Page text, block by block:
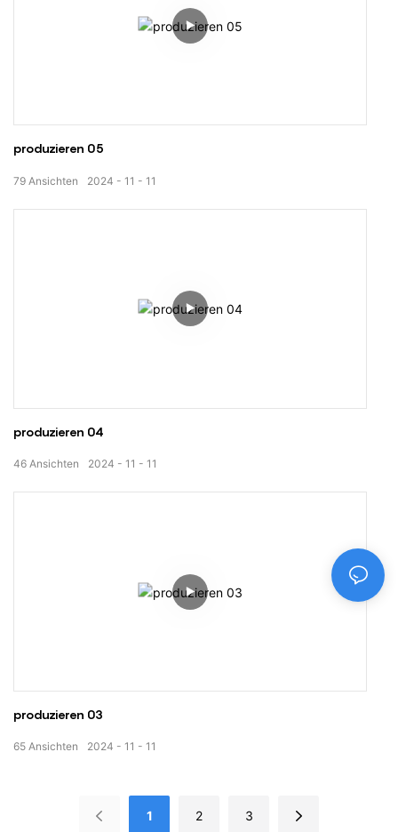
produzieren 05
2024 11 11
79 Ansichten
produzieren 04
2024 11 11
46 Ansichten
produzieren 03
2024 11 11
65 Ansichten
1 2 3